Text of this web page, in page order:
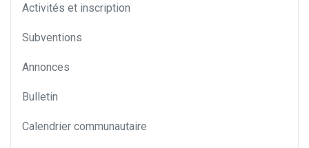
Activités et inscription
Subventions
Annonces
Bulletin
Calendrier communautaire